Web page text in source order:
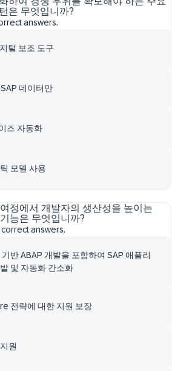
은 무엇입니까?
answers.
털 보조 도구
데이터만
즈 자동화
모델 사용
정에서 개발자의 생산성을 높이는
능은 무엇입니까?
answers.
반 ABAP 개발을 포함하여 SAP 애플리
및 자동화 간소화
전략에 대한 지원 보장
원